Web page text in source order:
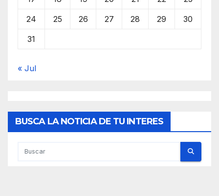
24 25 26 27 28 29 30
31
« Jul
BUSCA LA NOTICIA DE TU INTERES